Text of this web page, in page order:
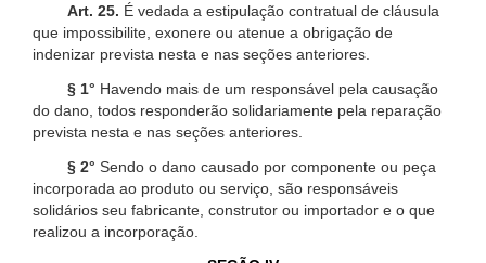
Art. 25. É vedada a estipulação contratual de cláusula
que impossibilite, exonere ou atenue a obrigação de
indenizar prevista nesta e nas seções anteriores.
§ 1° Havendo mais de um responsável pela causação
do dano, todos responderão solidariamente pela reparação
prevista nesta e nas seções anteriores.
§ 2° Sendo o dano causado por componente ou peça
incorporada ao produto ou serviço, são responsáveis
solidários seu fabricante, construtor ou importador e o que
realizou a incorporação.